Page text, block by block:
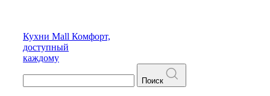
Кухни Mall Комфорт,
доступный
каждому
Поиск